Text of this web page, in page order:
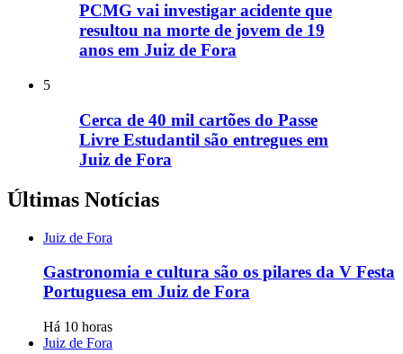
PCMG vai investigar acidente que
resultou na morte de jovem de 19
anos em Juiz de Fora
5
Cerca de 40 mil cartões do Passe
Livre Estudantil são entregues em
Juiz de Fora
Últimas Notícias
Juiz de Fora
Gastronomia e cultura são os pilares da V Festa
Portuguesa em Juiz de Fora
Há 10 horas
Juiz de Fora